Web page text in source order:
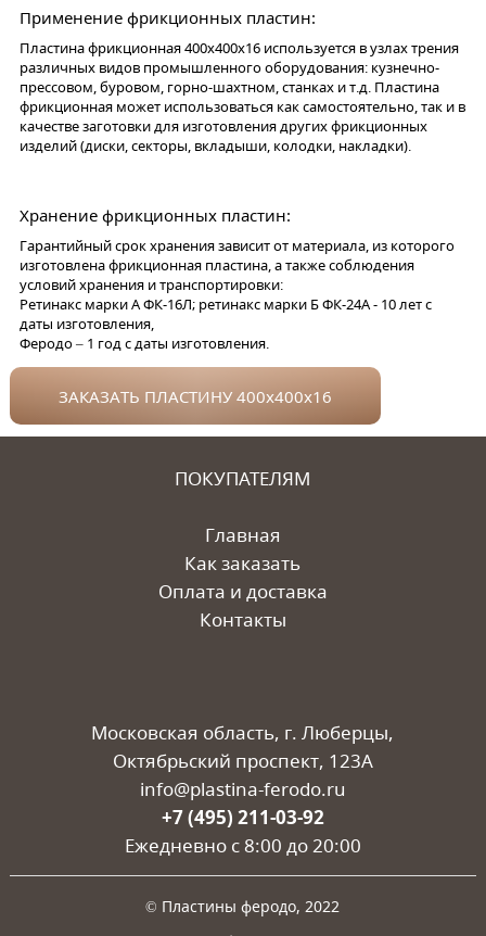
Применение фрикционных пластин:
Пластина фрикционная 400х400х16 используется в узлах трения
различных видов промышленного оборудования: кузнечно-
прессовом, буровом, горно-шахтном, станках и т.д. Пластина
фрикционная может использоваться как самостоятельно, так и в
качестве заготовки для изготовления других фрикционных
изделий (диски, секторы, вкладыши, колодки, накладки).
Хранение фрикционных пластин:
Гарантийный срок хранения зависит от материала, из которого
изготовлена фрикционная пластина, а также соблюдения
условий хранения и транспортировки:
Ретинакс марки А ФК-16Л; ретинакс марки Б ФК-24А - 10 лет с
даты изготовления,
Феродо – 1 год с даты изготовления.
ЗАКАЗАТЬ ПЛАСТИНУ 400х400х16
ПОКУПАТЕЛЯМ
Главная
Как заказать
Оплата и доставка
Контакты
Московская область, г. Люберцы,
Октябрьский проспект, 123А
info@plastina-ferodo.ru
+7 (495) 211-03-92
Ежедневно c 8:00 до 20:00
© Пластины феродо, 2022